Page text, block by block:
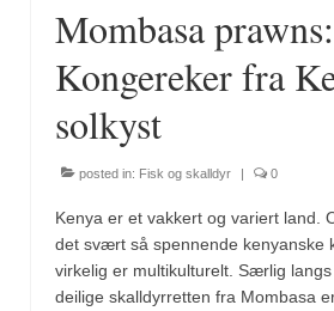
Mombasa prawns:
Kongereker fra
solkyst
posted in: Fisk og skalldyr | 0
Kenya er et vakkert og variert land.
det svært så spennende kenyanske
virkelig er multikulturelt. Særlig
deilige skalldyrretten fra Mombasa